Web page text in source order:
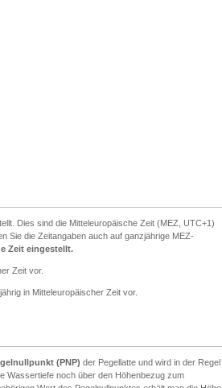
Dies sind die Mitteleuropäische Zeit (MEZ, UTC+1)
Sie die Zeitangaben auch auf ganzjährige MEZ-
Zeit eingestellt.
Zeit vor.
in Mitteleuropäischer Zeit vor.
(PNP) der Pegellatte und wird in der Regel
Wassertiefe noch über den Höhenbezug zum